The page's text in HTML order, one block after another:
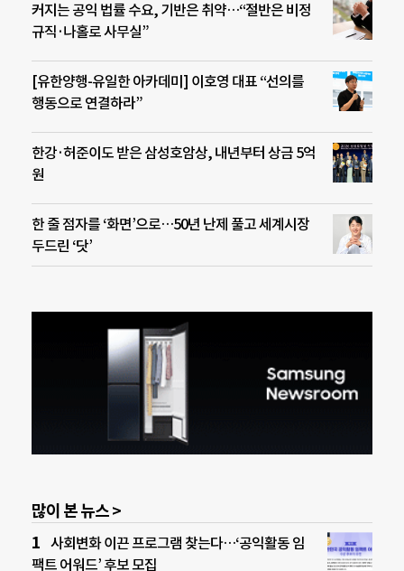
커지는 공익 법률 수요, 기반은 취약…“절반은 비정
규직·나홀로 사무실”
[유한양행-유일한 아카데미] 이호영 대표 “선의를
행동으로 연결하라”
한강·허준이도 받은 삼성호암상, 내년부터 상금 5억
원
한 줄 점자를 ‘화면’으로…50년 난제 풀고 세계시장
두드린 ‘닷’
많이 본 뉴스 >
사회변화 이끈 프로그램 찾는다…‘공익활동 임
팩트 어워드’ 후보 모집